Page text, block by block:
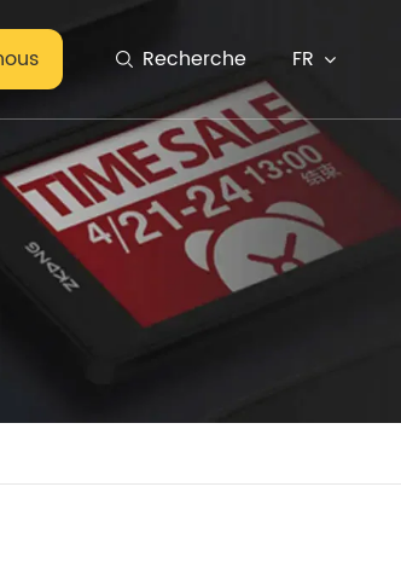
 Recherche FR